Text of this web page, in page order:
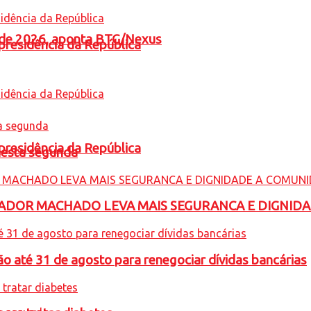
2026, aponta BTG/Nexus
da República
da República
segunda
MACHADO LEVA MAIS SEGURANCA E
até 31 de agosto para renegociar dívidas bancárias